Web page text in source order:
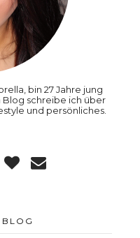
bin 27 Jahre jung
Blog schreibe ich über
und persönliches.